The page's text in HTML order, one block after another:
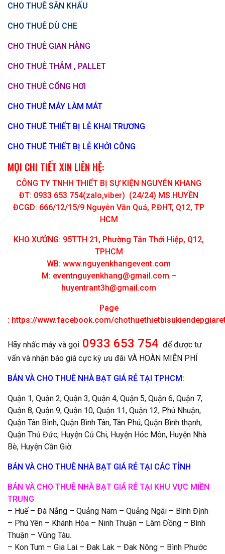
CHO THUÊ SÂN KHẤU
CHO THUÊ DÙ CHE
CHO THUÊ GIAN HÀNG
CHO THUÊ THẢM , PALLET
CHO THUÊ CỔNG HƠI
CHO THUÊ MÁY LÀM MÁT
CHO THUÊ THIẾT BỊ LỄ KHAI TRƯƠNG
CHO THUÊ THIẾT BỊ LỄ KHỞI CÔNG
MỌI CHI TIẾT XIN LIÊN HỆ:
CÔNG TY TNHH THIẾT BỊ SỰ KIỆN NGUYÊN KHANG
ĐT: 0933 653 754(zalo,viber) (24/24) MS.HUYỀN
ĐCGD: 666/12/15/9 Nguyễn Văn Quá, P.ĐHT, Q12, TP
HCM
KHO XƯỞNG: 95TTH 21, Phường Tân Thới Hiệp, Q12,
TPHCM
WB: www.nguyenkhangevent.com
M: eventnguyenkhang@gmail.com –
huyentrant3h@gmail.com
Page
: https://www.facebook.com/
Hãy nhấc máy và gọi 0933 653 754 để được tư
vấn và nhận báo giá cực kỳ ưu đãi VÀ HOÀN MIỄN PHÍ
BÁN VÀ CHO THUÊ NHÀ BẠT GIÁ RẺ TẠI TPHCM:
Quận 1, Quận 2, Quận 3, Quận 4, Quận 5, Quận 6, Quận 7,
Quận 8, Quận 9, Quận 10, Quận 11, Quận 12, Phú Nhuận,
Quận Tân Bình, Quận Bình Tân, Tân Phú, Quận Bình thạnh,
Quận Thủ Đức, Huyện Củ Chi, Huyện Hóc Môn, Huyện Nhà
Bè, Huyện Cần Giờ.
BÁN VÀ CHO THUÊ NHÀ BẠT GIÁ RẺ TẠI CÁC TỈNH
BÁN VÀ CHO THUÊ NHÀ BẠT GIÁ RẺ TẠI KHU VỰC MIỀN
TRUNG
– Huế – Đà Nẳng – Quảng Nam – Quảng Ngãi – Bình Định
– Phú Yên – Khánh Hòa – Ninh Thuận – Lâm Đồng – Bình
Thuận – Vũng Tàu.
– Kon Tum – Gia Lai – Đak Lak – Đak Nông – Bình Phước